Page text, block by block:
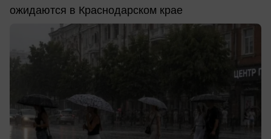
ожидаются в Краснодарском крае